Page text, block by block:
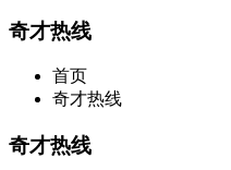
奇才热线
首页
奇才热线
奇才热线